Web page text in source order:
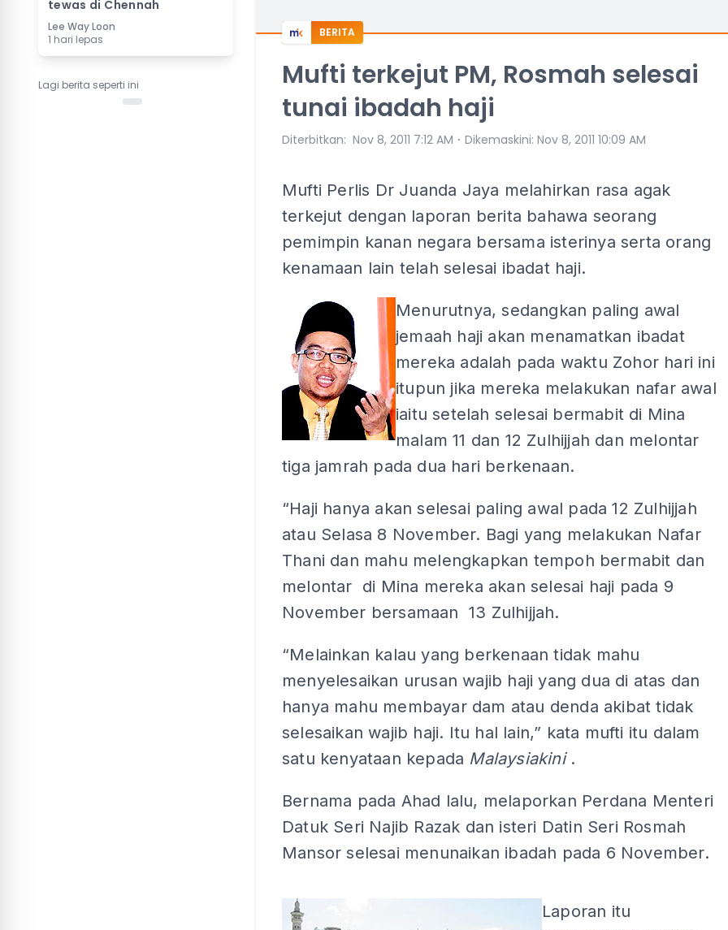
tewas di Chennah
Lee Way Loon
1 hari lepas
Lagi berita seperti ini
BERITA
Mufti terkejut PM, Rosmah selesai
tunai ibadah haji
Diterbitkan: Nov 8, 2011 7:12 AM ⋅ Dikemaskini: Nov 8, 2011 10:09 AM
Mufti Perlis Dr Juanda Jaya melahirkan rasa agak
terkejut dengan laporan berita bahawa seorang
pemimpin kanan negara bersama isterinya serta orang
kenamaan lain telah selesai ibadat haji.
Menurutnya, sedangkan paling awal
jemaah haji akan menamatkan ibadat
mereka adalah pada waktu Zohor hari ini
itupun jika mereka melakukan nafar awal
iaitu setelah selesai bermabit di Mina
malam 11 dan 12 Zulhijjah dan melontar
tiga jamrah pada dua hari berkenaan.
“Haji hanya akan selesai paling awal pada 12 Zulhijjah
atau Selasa 8 November. Bagi yang melakukan Nafar
Thani dan mahu melengkapkan tempoh bermabit dan
melontar di Mina mereka akan selesai haji pada 9
November bersamaan 13 Zulhijjah.
“Melainkan kalau yang berkenaan tidak mahu
menyelesaikan urusan wajib haji yang dua di atas dan
hanya mahu membayar dam atau denda akibat tidak
selesaikan wajib haji. Itu hal lain,” kata mufti itu dalam
satu kenyataan kepada Malaysiakini .
Bernama pada Ahad lalu, melaporkan Perdana Menteri
Datuk Seri Najib Razak dan isteri Datin Seri Rosmah
Mansor selesai menunaikan ibadah pada 6 November.
Laporan itu